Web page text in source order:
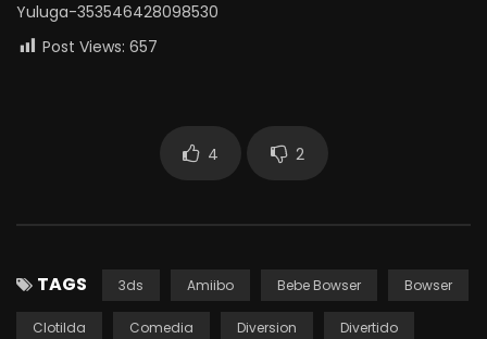
Yuluga-353546428098530
Post Views: 657
4 2
TAGS 3ds Amiibo Bebe Bowser Bowser
Clotilda Comedia Diversion Divertido